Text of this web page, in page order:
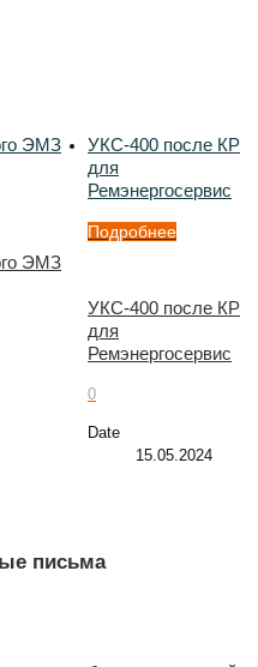
ЭМЗ
ЭМЗ
УКС-400 после КР
для
Ремэнергосервис
Подробнее
УКС-400 после КР
для
Ремэнергосервис
0
Date
15.05.2024
письма